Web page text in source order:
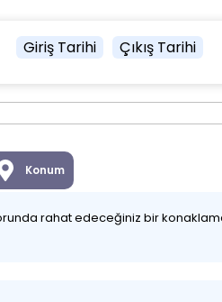
Giriş Tarihi Çıkış Tarihi
Konum
rahat edeceğiniz bir